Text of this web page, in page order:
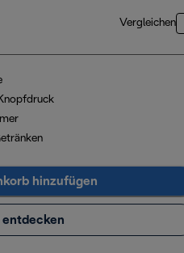
Vergleichen
hinzufügen
entdecken